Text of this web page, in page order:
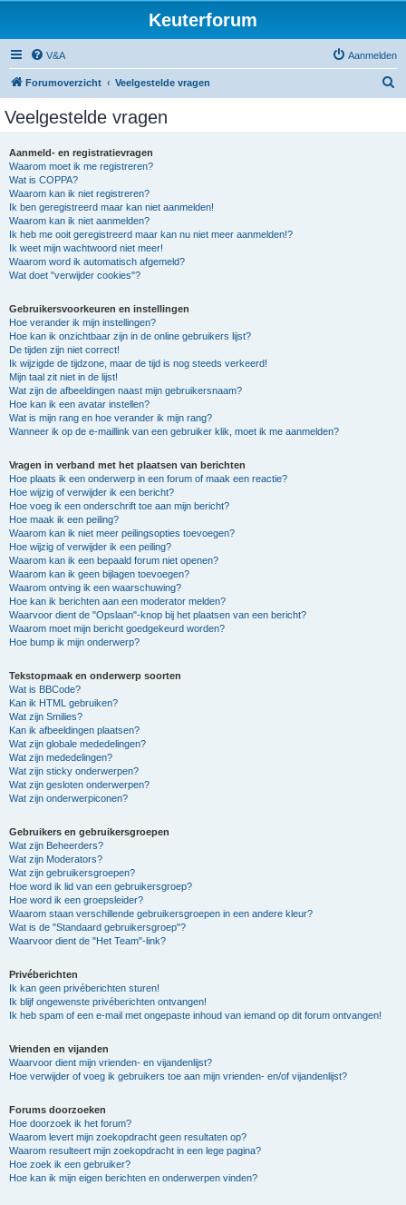
Keuterforum
V&A Aanmelden
Forumoverzicht Veelgestelde vragen
Veelgestelde vragen
Aanmeld- en registratievragen
Waarom moet ik me registreren?
Wat is COPPA?
Waarom kan ik niet registreren?
Ik ben geregistreerd maar kan niet aanmelden!
Waarom kan ik niet aanmelden?
Ik heb me ooit geregistreerd maar kan nu niet meer aanmelden!?
Ik weet mijn wachtwoord niet meer!
Waarom word ik automatisch afgemeld?
Wat doet "verwijder cookies"?
Gebruikersvoorkeuren en instellingen
Hoe verander ik mijn instellingen?
Hoe kan ik onzichtbaar zijn in de online gebruikers lijst?
De tijden zijn niet correct!
Ik wijzigde de tijdzone, maar de tijd is nog steeds verkeerd!
Mijn taal zit niet in de lijst!
Wat zijn de afbeeldingen naast mijn gebruikersnaam?
Hoe kan ik een avatar instellen?
Wat is mijn rang en hoe verander ik mijn rang?
Wanneer ik op de e-maillink van een gebruiker klik, moet ik me aanmelden?
Vragen in verband met het plaatsen van berichten
Hoe plaats ik een onderwerp in een forum of maak een reactie?
Hoe wijzig of verwijder ik een bericht?
Hoe voeg ik een onderschrift toe aan mijn bericht?
Hoe maak ik een peiling?
Waarom kan ik niet meer peilingsopties toevoegen?
Hoe wijzig of verwijder ik een peiling?
Waarom kan ik een bepaald forum niet openen?
Waarom kan ik geen bijlagen toevoegen?
Waarom ontving ik een waarschuwing?
Hoe kan ik berichten aan een moderator melden?
Waarvoor dient de "Opslaan"-knop bij het plaatsen van een bericht?
Waarom moet mijn bericht goedgekeurd worden?
Hoe bump ik mijn onderwerp?
Tekstopmaak en onderwerp soorten
Wat is BBCode?
Kan ik HTML gebruiken?
Wat zijn Smilies?
Kan ik afbeeldingen plaatsen?
Wat zijn globale mededelingen?
Wat zijn mededelingen?
Wat zijn sticky onderwerpen?
Wat zijn gesloten onderwerpen?
Wat zijn onderwerpiconen?
Gebruikers en gebruikersgroepen
Wat zijn Beheerders?
Wat zijn Moderators?
Wat zijn gebruikersgroepen?
Hoe word ik lid van een gebruikersgroep?
Hoe word ik een groepsleider?
Waarom staan verschillende gebruikersgroepen in een andere kleur?
Wat is de "Standaard gebruikersgroep"?
Waarvoor dient de "Het Team"-link?
Privéberichten
Ik kan geen privéberichten sturen!
Ik blijf ongewenste privéberichten ontvangen!
Ik heb spam of een e-mail met ongepaste inhoud van iemand op dit forum ontvangen!
Vrienden en vijanden
Waarvoor dient mijn vrienden- en vijandenlijst?
Hoe verwijder of voeg ik gebruikers toe aan mijn vrienden- en/of vijandenlijst?
Forums doorzoeken
Hoe doorzoek ik het forum?
Waarom levert mijn zoekopdracht geen resultaten op?
Waarom resulteert mijn zoekopdracht in een lege pagina?
Hoe zoek ik een gebruiker?
Hoe kan ik mijn eigen berichten en onderwerpen vinden?